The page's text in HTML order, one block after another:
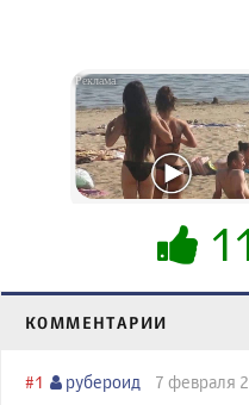
КОММЕНТАРИИ
#1 рубероид 7 февраля